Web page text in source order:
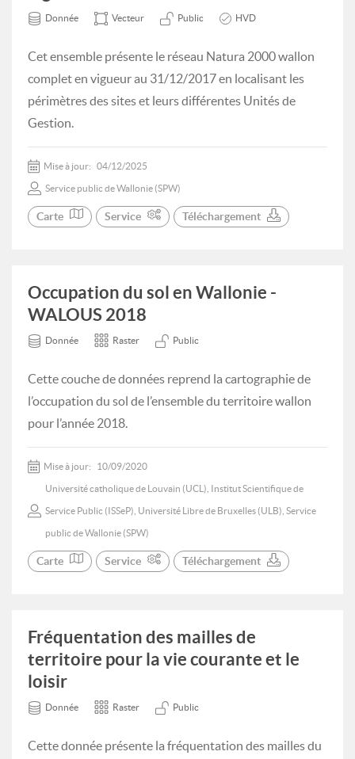
Donnée Vecteur Public HVD
Cet ensemble présente le réseau Natura 2000 wallon
complet en vigueur au 31/12/2017 en localisant les
périmètres des sites et leurs différentes Unités de
Gestion.
Mise à jour: 04/12/2025
Service public de Wallonie (SPW)
Carte Service Téléchargement
Occupation du sol en Wallonie -
WALOUS 2018
Donnée Raster Public
Cette couche de données reprend la cartographie de
l’occupation du sol de l’ensemble du territoire wallon
pour l’année 2018.
Mise à jour: 10/09/2020
Université catholique de Louvain (UCL), Institut Scientifique de
Service Public (ISSeP), Université Libre de Bruxelles (ULB), Service
public de Wallonie (SPW)
Carte Service Téléchargement
Fréquentation des mailles de
territoire pour la vie courante et le
loisir
Donnée Raster Public
Cette donnée présente la fréquentation des mailles du